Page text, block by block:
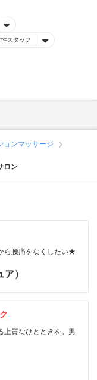
性スタッフ
ョンマッサージ
ロン
ら腰痛をなくしたい★
）
上質なひとときを。男